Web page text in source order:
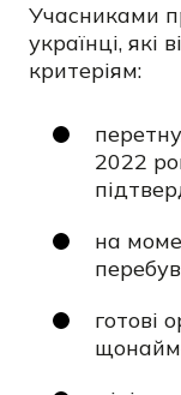
Учасниками
українці, які
критеріям:
2022
на
готові